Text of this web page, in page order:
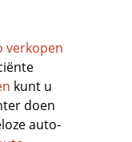
verkopen
kunt u
doen
auto-